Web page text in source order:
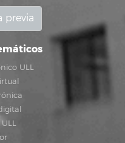
previa
ULL